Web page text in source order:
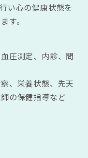
い心の健康状態を
す。
圧測定、内診、問
、栄養状態、先天
の保健指導など